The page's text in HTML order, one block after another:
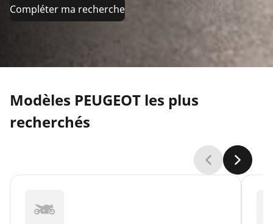
Compléter ma recherche
Modèles PEUGEOT les plus
recherchés